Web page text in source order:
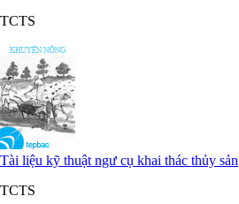
TCTS
Tài liệu kỹ thuật ngư cụ khai thác thủy sản
TCTS